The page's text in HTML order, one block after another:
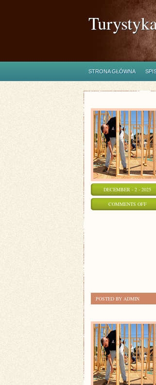
STRONA GŁÓWNA
DECEMBER - 2 - 2025
COMMENTS OFFON
POSTED BY ADMIN